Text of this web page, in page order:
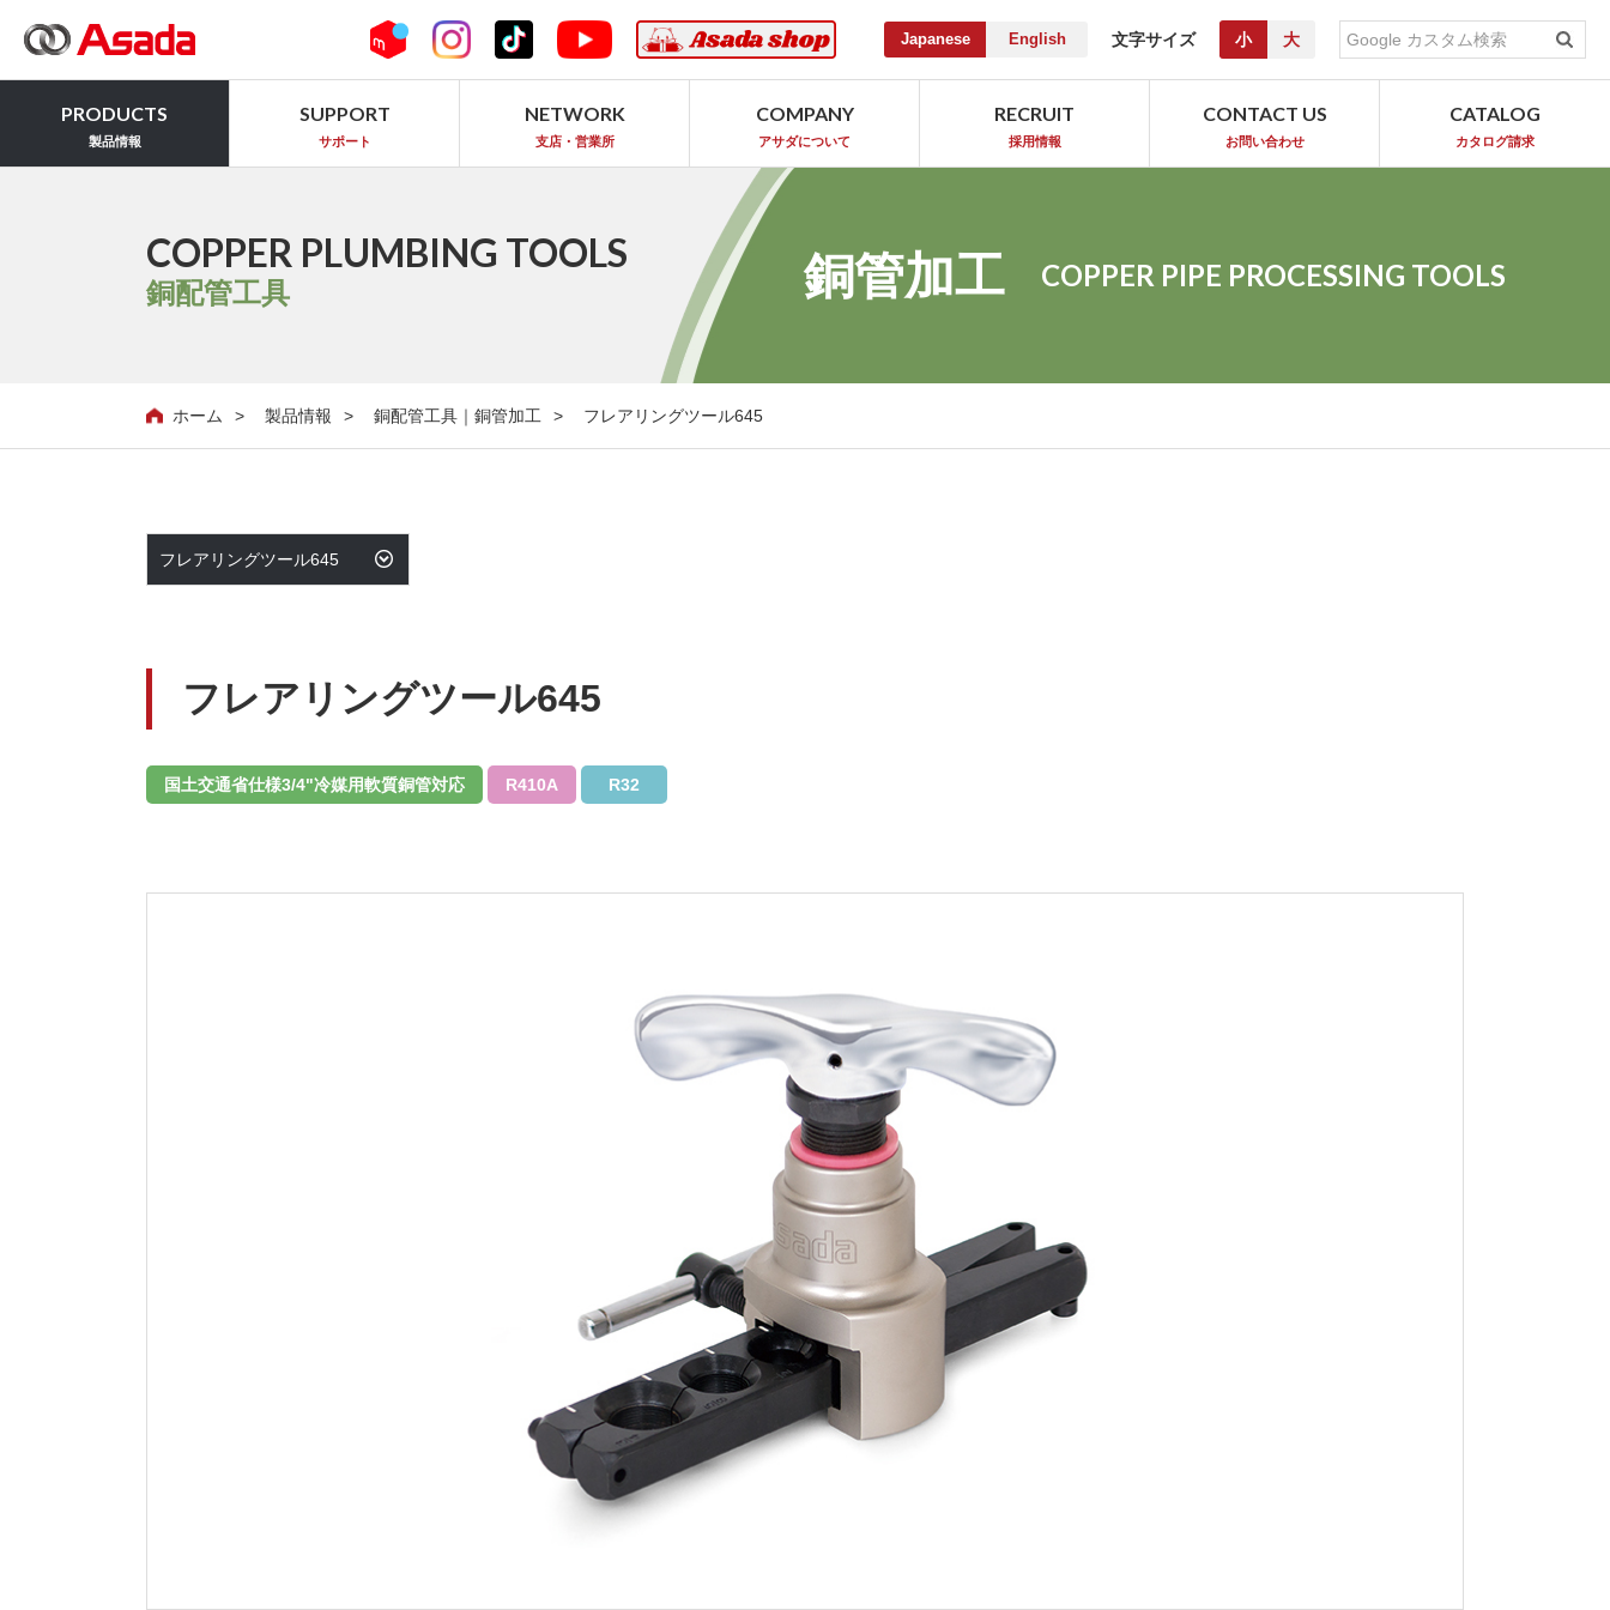
Japanese English 文字サイズ 小 大
PRODUCTS
製品情報
SUPPORT
サポート
NETWORK
支店・営業所
COMPANY
アサダについて
RECRUIT
採用情報
CONTACT US
お問い合わせ
CATALOG
カタログ請求
COPPER PLUMBING TOOLS
銅配管工具 銅管加工 COPPER PIPE PROCESSING TOOLS
ホーム 製品情報 銅配管工具｜銅管加工 フレアリングツール645
フレアリングツール645
フレアリングツール645
国土交通省仕様3/4"冷媒用軟質銅管対応 R410A R32